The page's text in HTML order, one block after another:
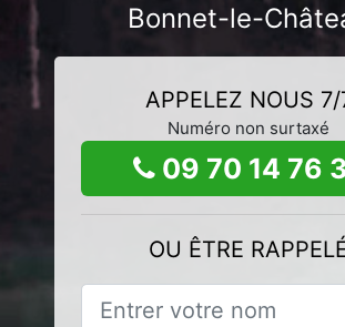
Bonnet-le-
APPELEZ NOUS 7/
Numéro non surtaxé
09 70 14 76
OU ÊTRE